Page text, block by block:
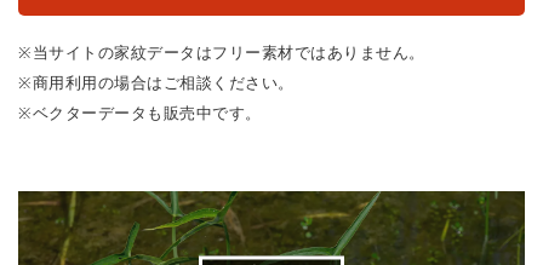
※当サイトの家紋データはフリー素材ではありません。
※商用利用の場合はご相談ください。
※ベクターデータも販売中です。